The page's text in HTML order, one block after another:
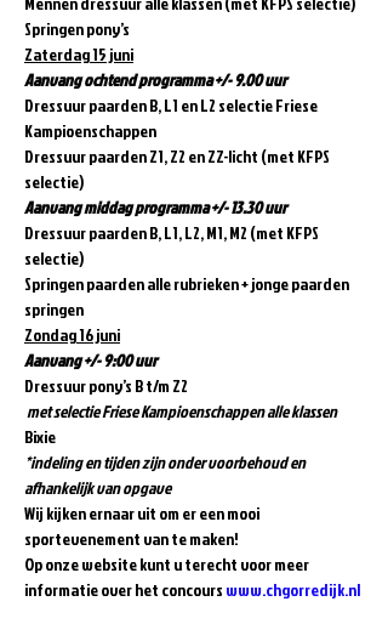
Springen pony’s
Zaterdag 15 juni
Aanvang ochtend programma +/- 9.00 uur
Dressuur paarden B, L1 en L2 selectie Friese
Kampioenschappen
Dressuur paarden Z1, Z2 en ZZ-licht (met KFPS
selectie)
Aanvang middag programma +/- 13.30 uur
Dressuur paarden B, L1, L2, M1, M2 (met KFPS
selectie)
Springen paarden alle rubrieken + jonge paarden
springen
Zondag 16 juni
Aanvang +/- 9:00 uur
Dressuur pony’s B t/m Z2
met selectie Friese Kampioenschappen alle klassen
Bixie
*indeling en tijden zijn onder voorbehoud en
afhankelijk van opgave
Wij kijken ernaar uit om er een mooi
sportevenement van te maken!
Op onze website kunt u terecht voor meer
informatie over het concours www.chgorredijk.nl